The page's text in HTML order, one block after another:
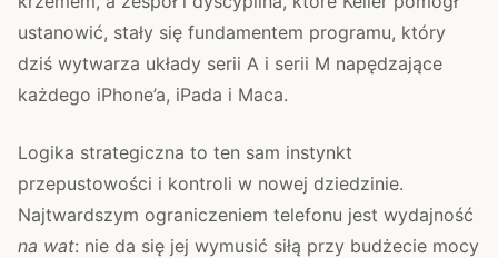
ustanowić, stały się fundamentem programu, który
dziś wytwarza układy serii A i serii M napędzające
każdego iPhone’a, iPada i Maca.
Logika strategiczna to ten sam instynkt
przepustowości i kontroli w nowej dziedzinie.
Najtwardszym ograniczeniem telefonu jest wydajność
na wat: nie da się jej wymusić siłą przy budżecie mocy